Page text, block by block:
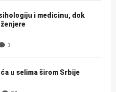
i medicinu, dok
3
u selima širom Srbije